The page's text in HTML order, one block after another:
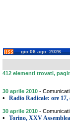
gio 06 ago. 2026
412 elementi trovati,
30 aprile 2010 - Comunicati
• Radio Radicale: ore 17,
30 aprile 2010 - Comunicati
• Torino, XXV